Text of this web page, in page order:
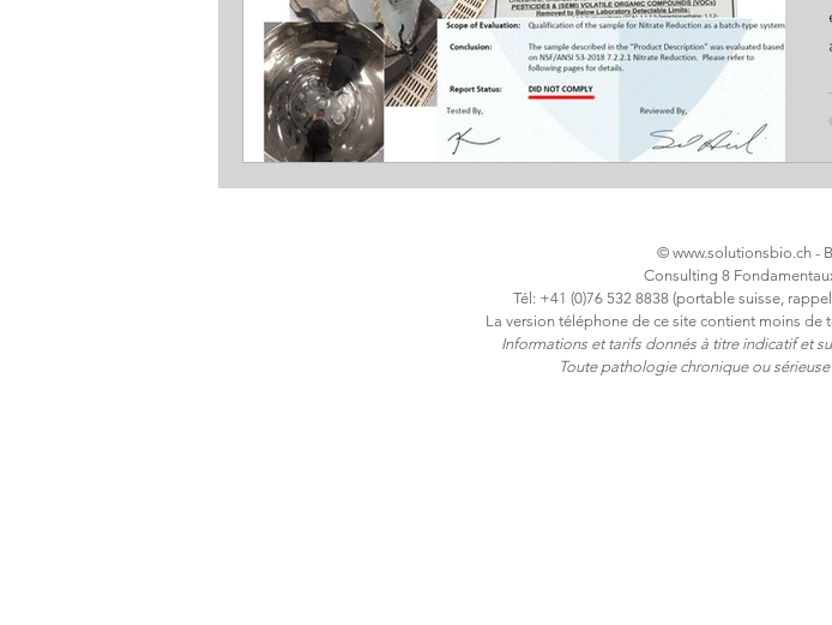
© www.solutionsbio.ch -
Consulting 8
Tél: +41 (0)76 532 8838 (portable suisse,
La version téléphone de ce site contient moins de
​Informations et tarifs donnés à titre indicatif et
Toute pathologie chronique ou